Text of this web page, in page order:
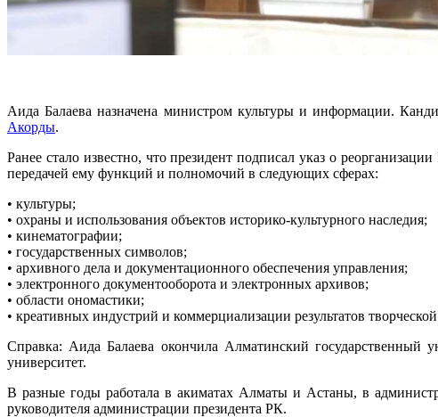
Аида Балаева назначена министром культуры и информации.
Акорды.
Ранее стало известно, что президент подписал указ о
передачей ему функций и полномочий в следующих сферах:
• культуры;
• охраны и использования объектов историко-культурного наследия;
• кинематографии;
• государственных символов;
• архивного дела и документационного обеспечения управления;
• электронного документооборота и электронных архивов;
• области ономастики;
• креативных индустрий и коммерциализации результатов
Справка: Аида Балаева окончила Алматинский государственный
университет.
В разные годы работала в акиматах Алматы и Астаны, в
руководителя администрации президента РК.